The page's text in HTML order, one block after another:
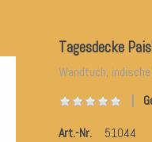
Tagesdecke
Wandtuch,
Art.-Nr.
51044